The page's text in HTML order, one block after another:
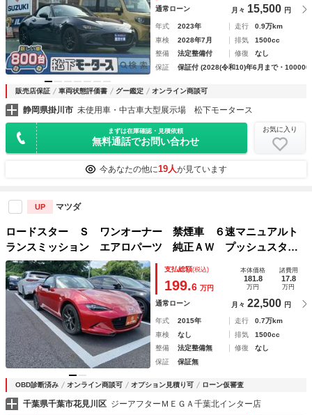
通常ローン 月々 15,500 円
年式 2023年 走行
0.9万km
車検
2028年7月 排気
1500cc
整備
法定整備付 修復
なし
保証
保証付 (2028(令和10)年6月まで・
販売店保証 車両状態評価書 グー鑑定 オンライン商談可
静岡県掛川市 未使用車・中古車大型展示場 松下モータース
まずは在庫確認・見積依頼
無料通話でお問い合わせ
お気に入り
今あなたの他に19人が見ています
UP マツダ
ロードスター Ｓ ワンオーナー 禁煙車 ６速マニュアルト
ランスミッション エアロパーツ 純正ＡＷ プッシュスター
ト ステアリングリモコン ソフトアップ スマートキー Ｅ
ＳＣ ＳＫＹＡＣＴＩＶ－Ｇ１．５ パワーウィンドウ
支払総額(税込)
199.6 万円
本体価格
181.8
万円
諸費用
17.8
万円
通常ローン 月々 22,500 円
年式 2015年 走行
0.7万km
車検
なし 排気
1500cc
整備
法定整備無 修復
なし
保証
保証無
OBD診断済み オンライン商談可 オプション見積り可 ローン仮審査
千葉県千葉市花見川区 ジーアフターＭＥＧＡ千葉北インター店